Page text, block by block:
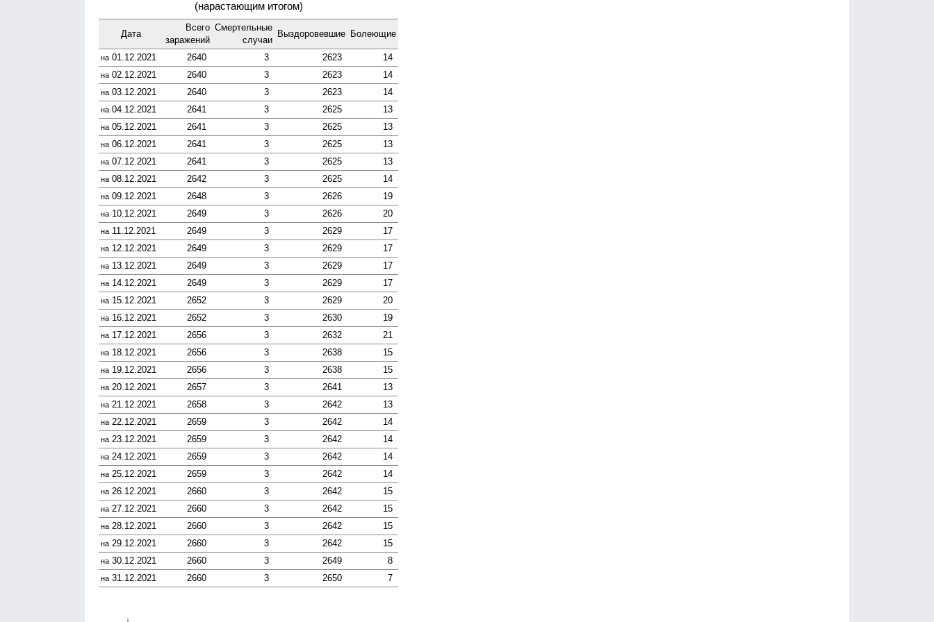
(нарастающим итогом)
Дата
Всего
зара­жений
Смер­тельные
случаи
Выздоро­вевшие Боле­ющие
на 01.12.2021 2640 3 2623 14
на 02.12.2021 2640 3 2623 14
на 03.12.2021 2640 3 2623 14
на 04.12.2021 2641 3 2625 13
на 05.12.2021 2641 3 2625 13
на 06.12.2021 2641 3 2625 13
на 07.12.2021 2641 3 2625 13
на 08.12.2021 2642 3 2625 14
на 09.12.2021 2648 3 2626 19
на 10.12.2021 2649 3 2626 20
на 11.12.2021 2649 3 2629 17
на 12.12.2021 2649 3 2629 17
на 13.12.2021 2649 3 2629 17
на 14.12.2021 2649 3 2629 17
на 15.12.2021 2652 3 2629 20
на 16.12.2021 2652 3 2630 19
на 17.12.2021 2656 3 2632 21
на 18.12.2021 2656 3 2638 15
на 19.12.2021 2656 3 2638 15
на 20.12.2021 2657 3 2641 13
на 21.12.2021 2658 3 2642 13
на 22.12.2021 2659 3 2642 14
на 23.12.2021 2659 3 2642 14
на 24.12.2021 2659 3 2642 14
на 25.12.2021 2659 3 2642 14
на 26.12.2021 2660 3 2642 15
на 27.12.2021 2660 3 2642 15
на 28.12.2021 2660 3 2642 15
на 29.12.2021 2660 3 2642 15
на 30.12.2021 2660 3 2649 8
на 31.12.2021 2660 3 2650 7